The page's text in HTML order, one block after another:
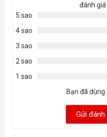
bảo
quản
Chống
sốc
1.500.000 giờ
Terabyte
đánh
5 sao
4 sao
3 sao
2 sao
1 sao
Bạn đã dùng
Gửi đánh